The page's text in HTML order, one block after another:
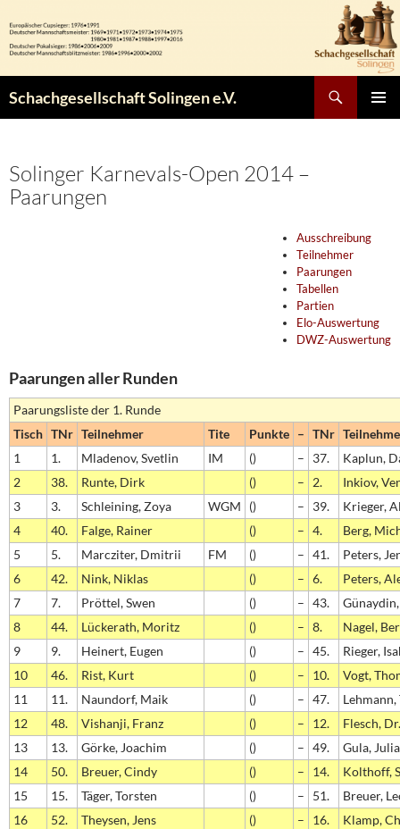
Inhalt
springen
Schachgesellschaft Solingen e.V.
Solinger Karnevals-Open 2014 –
Paarungen
Ausschreibung
Teilnehmer
Paarungen
Tabellen
Partien
Elo-Auswertung
DWZ-Auswertung
Paarungen aller Runden
Paarungsliste der 1. Runde
Tisch TNr Teilnehmer Tite Punkte – TNr
1
1. Mladenov, Svetlin IM () – 37.
Kaplun,
2
38. Runte, Dirk () – 2.
Inkiov,
3
3. Schleining, Zoya WGM () – 39.
Krieger,
4
40. Falge, Rainer () – 4.
Berg,
5
5. Marcziter, Dmitrii FM () – 41.
Peters,
6
42. Nink, Niklas () – 6.
Peters,
7
7. Pröttel, Swen () – 43.
8
44. Lückerath, Moritz () – 8.
Nagel,
9
9. Heinert, Eugen () – 45.
Rieger,
10
46. Rist, Kurt () – 10.
Vogt,
11
11. Naundorf, Maik () – 47.
12
48. Vishanji, Franz () – 12.
Flesch,
13
13. Görke, Joachim () – 49.
Gula,
14
50. Breuer, Cindy () – 14.
Kolthoff,
15
15. Täger, Torsten () – 51.
Breuer,
16
52. Theysen, Jens () – 16.
Klamp,